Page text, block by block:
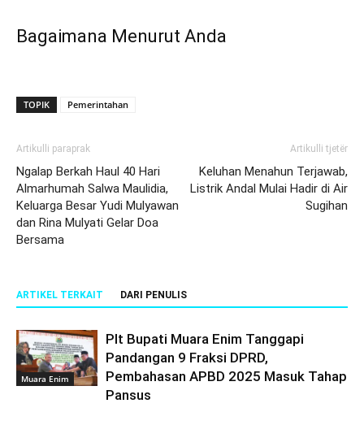
Bagaimana Menurut Anda
TOPIK Pemerintahan
Artikulli paraprak
Ngalap Berkah Haul 40 Hari
Almarhumah Salwa Maulidia,
Keluarga Besar Yudi Mulyawan
dan Rina Mulyati Gelar Doa
Bersama
Artikulli tjetër
Keluhan Menahun Terjawab,
Listrik Andal Mulai Hadir di Air
Sugihan
ARTIKEL TERKAIT DARI PENULIS
Muara Enim
Plt Bupati Muara Enim Tanggapi
Pandangan 9 Fraksi DPRD,
Pembahasan APBD 2025 Masuk Tahap
Pansus